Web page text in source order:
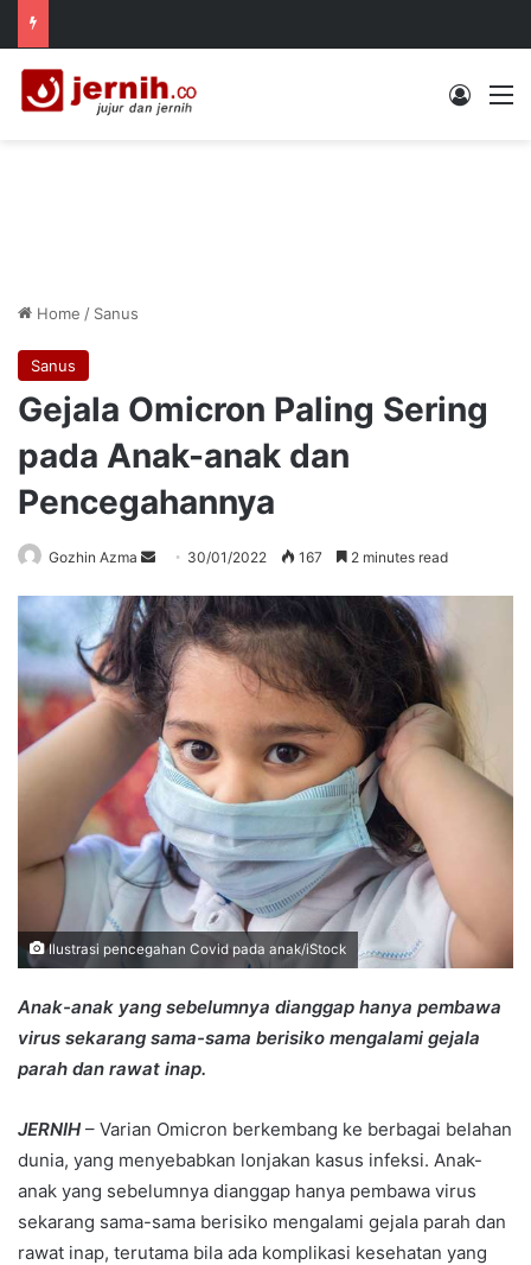
Log In
Home / Sanus
Sanus
Gejala Omicron Paling Sering
pada Anak-anak dan
Pencegahannya
Gozhin Azma
Send
email
30/01/2022 167 2 minutes read
Ilustrasi pencegahan Covid pada anak/iStock
Anak-anak yang sebelumnya dianggap hanya pembawa
virus sekarang sama-sama berisiko mengalami gejala
parah dan rawat inap.
JERNIH – Varian Omicron berkembang ke berbagai belahan
dunia, yang menyebabkan lonjakan kasus infeksi. Anak-
anak yang sebelumnya dianggap hanya pembawa virus
sekarang sama-sama berisiko mengalami gejala parah dan
rawat inap, terutama bila ada komplikasi kesehatan yang